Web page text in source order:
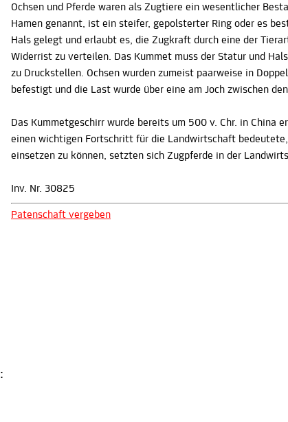
Ochsen und Pferde waren als Zugtiere ein wesentlicher
Hamen genannt, ist ein steifer, gepolsterter Ring oder es
Hals gelegt und erlaubt es, die Zugkraft durch eine der
Widerrist zu verteilen. Das Kummet muss der Statur und
zu Druckstellen. Ochsen wurden zumeist paarweise in
befestigt und die Last wurde über eine am Joch zwischen
Das Kummetgeschirr wurde bereits um 500 v. Chr. in China
einen wichtigen Fortschritt für die Landwirtschaft
einsetzen zu können, setzten sich Zugpferde in der
Inv. Nr. 30825
Patenschaft vergeben